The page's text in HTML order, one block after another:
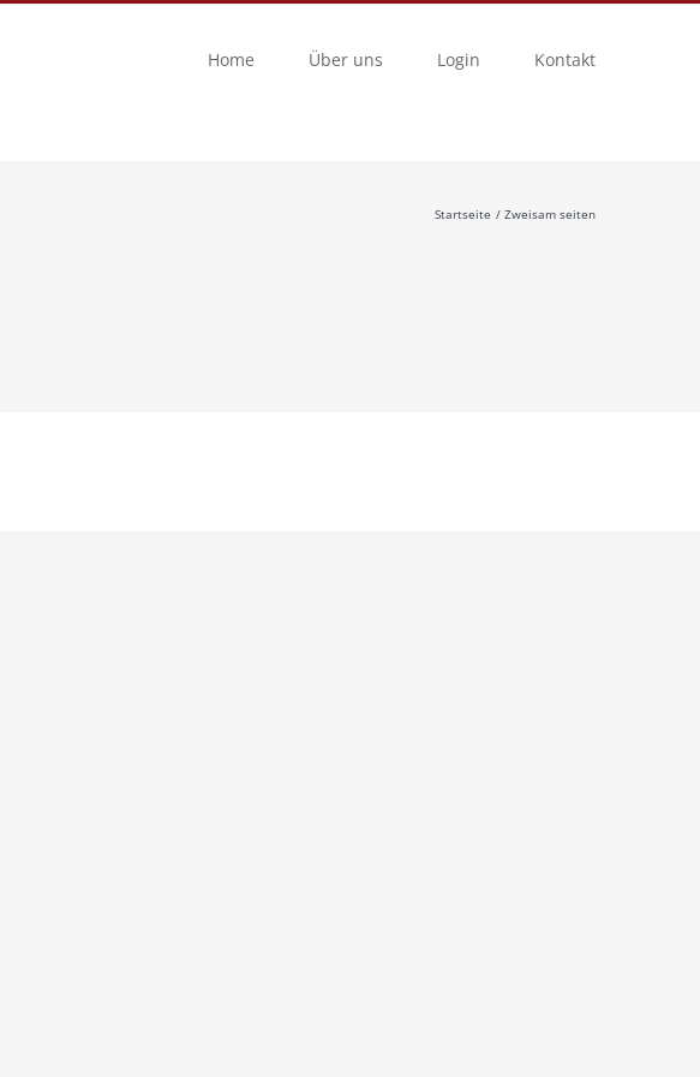
Home Über uns Login Kontakt
Startseite Zweisam seiten